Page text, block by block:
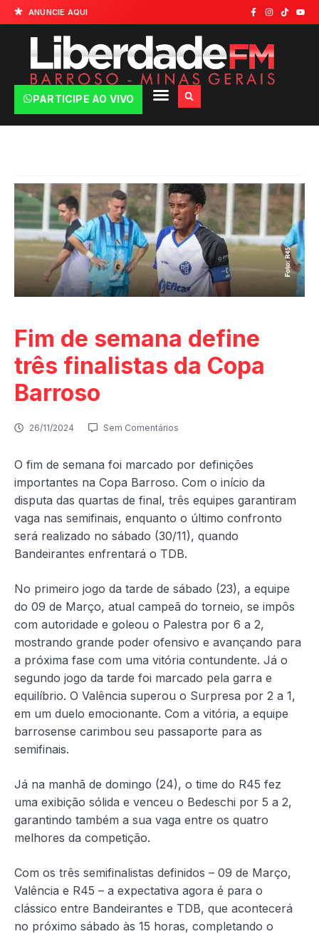
ANÚNCIE AQUI
PARTICIPE AO VIVO
Fim de semana define
três finalistas da Copa
Barroso
26/11/2024 Sem Comentários
O fim de semana foi marcado por definições
importantes na Copa Barroso. Com o início da
disputa das quartas de final, três equipes garantiram
vaga nas semifinais, enquanto o último confronto
será realizado no sábado (30/11), quando
Bandeirantes enfrentará o TDB.
No primeiro jogo da tarde de sábado (23), a equipe
do 09 de Março, atual campeã do torneio, se impôs
com autoridade e goleou o Palestra por 6 a 2,
mostrando grande poder ofensivo e avançando para
a próxima fase com uma vitória contundente. Já o
segundo jogo da tarde foi marcado pela garra e
equilíbrio. O Valência superou o Surpresa por 2 a 1,
em um duelo emocionante. Com a vitória, a equipe
barrosense carimbou seu passaporte para as
semifinais.
Já na manhã de domingo (24), o time do R45 fez
uma exibição sólida e venceu o Bedeschi por 5 a 2,
garantindo também a sua vaga entre os quatro
melhores da competição.
Com os três semifinalistas definidos – 09 de Março,
Valência e R45 – a expectativa agora é para o
clássico entre Bandeirantes e TDB, que acontecerá
no próximo sábado às 15 horas, completando o